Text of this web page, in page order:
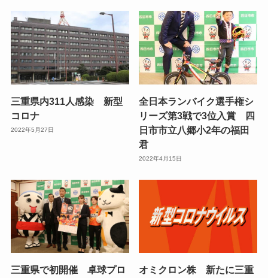
三重県内311人感染 新型
コロナ
2022年5月27日
全日本ランバイク選手権シ
リーズ第3戦で3位入賞 四
日市市立八郷小2年の福田
君
2022年4月15日
三重県で初開催 卓球プロ
オミクロン株 新たに三重